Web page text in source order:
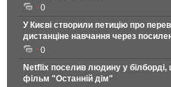
0
У Києві створили петицію про
дистанціне навчання через
0
Netflix поселив людину у
фільм "Останній дім"